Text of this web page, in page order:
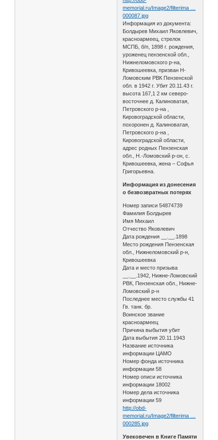
memorial.ru/Image2/filterima …
000087.jpg
Информация из документа:
Болдырев Михаил Яковлевич,
красноармеец, стрелок
МСПБ, б/п, 1898 г. рождения,
уроженец пензенской обл.,
Нижнеломовского р-на,
Кривошеевка, призван Н-
Ломовским РВК Пензенской
обл. в 1942 г. Убит 20.11.43 г.
высота 167,1 2 км северо-
восточнее д. Калиноватая,
Петровского р-на ,
Кировоградской области,
похоронен д. Калиноватая,
Петровского р-на ,
Кировоградской области,
адрес родных Пензенская
обл., Н.-Ломовский р-он, с.
Кривошеевка, жена – Софья
Григорьевна.
Информация из донесения
о безвозвратных потерях
Номер записи 54874739
Фамилия Болдырев
Имя Михаил
Отчество Яковлевич
Дата рождения __.__.1898
Место рождения Пензенская
обл., Нижнеломовский р-н,
Кривошеевка
Дата и место призыва
__.__.1942, Нижне-Ломовский
РВК, Пензенская обл., Нижне-
Ломовский р-н
Последнее место службы 41
Гв. танк. бр.
Воинское звание
красноармеец
Причина выбытия убит
Дата выбытия 20.11.1943
Название источника
информации ЦАМО
Номер фонда источника
информации 58
Номер описи источника
информации 18002
Номер дела источника
информации 59
http://obd-
memorial.ru/Image2/filterima …
000285.jpg
Увековечен в Книге Памяти